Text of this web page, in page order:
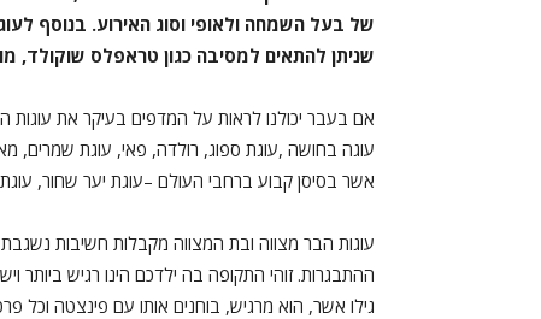
של בעל השמחה ולאופי וסוג האירוע. בנוסף
שניתן להתאים למסיבה כגון טראפלס שוקולד,
אם בעבר יכולנו לראות על המדפים בעיקר את עוגות
עוגה בחושה ,עוגת ספוג, רולדה, פאי, עוגת שמרים,
אשר בסיסן קבוע ברחבי העולם –עוגת יער שחור,
עוגות הבר מצווה ובת המצווה מקבלות חשיבות
ההתבגרות. זוהי התקופה בה ילדכם הינו רגיש
גילו אשר, הוא מרגיש, בוחנים אותו עם פינצטה וכל